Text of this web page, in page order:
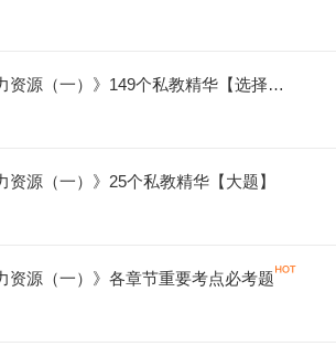
资源（一）》149个私教精华【选择
资源（一）》25个私教精华【大题】
资源（一）》各章节重要考点必考题